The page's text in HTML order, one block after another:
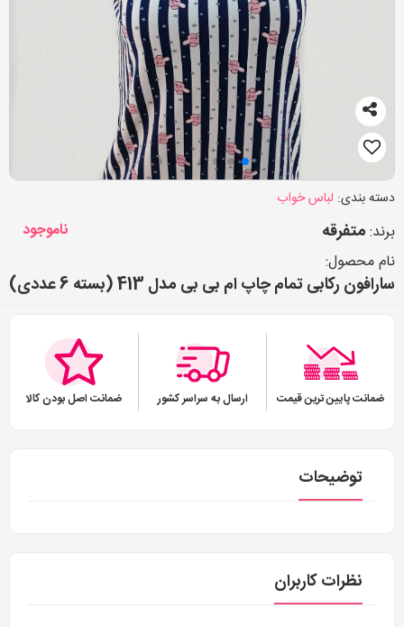
دسته بندی: لباس خواب
برند:متفرقه
ناموجود
نام محصول:
سارافون رکابی تمام چاپ ام بی بی مدل 413 (بسته 6 عددی)
ضمانت پایین ترین قیمت ارسال به سراسر کشور ضمانت اصل بودن کالا
توضیحات
نظرات کاربران